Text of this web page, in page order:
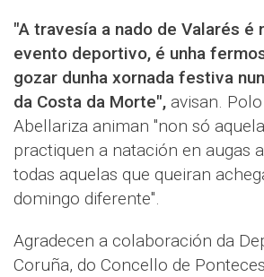
"A travesía a nado de Valarés é
evento deportivo, é unha
gozar dunha xornada festiva
da Costa da Morte", avisan.
Abellariza animan "non só
practiquen a natación en augas
todas aquelas que queiran
domingo diferente".
Agradecen a colaboración da
Coruña, do Concello de